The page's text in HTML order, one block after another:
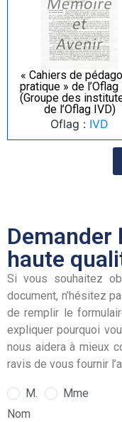
« Cahiers de
pratique » de l’Oflag
(Groupe des
de l’Oflag IVD)
Oflag : IVD
Demander
haute
Si vous souhaitez
document, n’hésitez
de remplir le
expliquer pourquoi
nous aidera à mieux
ravis de vous fournir
M.
Mme
Nom